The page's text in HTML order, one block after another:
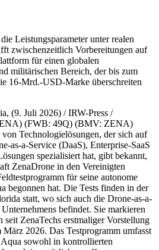
Leistungsparameter unter realen
zwischenzeitlich Vorbereitungen auf
für einen globalen
militärischen Bereich, der bis zum
16-Mrd.-USD-Marke überschreiten
(9. Juli 2026) / IRW-Press /
(FWB: 49Q) (BMV: ZENA)
Technologielösungen, der sich auf
as-a-Service (DaaS), Enterprise-SaaS
spezialisiert hat, gibt bekannt,
ZenaDrone in den Vereinigten
für seine autonome
begonnen hat. Die Tests finden in der
statt, wo sich auch die Drone-as-a-
befindet. Sie markieren
ZenaTechs erstmaliger Vorstellung
2026. Das Testprogramm umfasst
sowohl in kontrollierten